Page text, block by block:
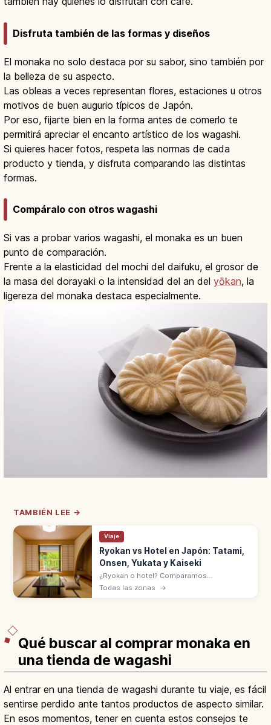
Disfruta también de las formas y diseños
El monaka no solo destaca por su sabor, sino también por
la belleza de su aspecto.
Las obleas a veces representan flores, estaciones u otros
motivos de buen augurio típicos de Japón.
Por eso, fijarte bien en la forma antes de comerlo te
permitirá apreciar el encanto artístico de los wagashi.
Si quieres hacer fotos, respeta las normas de cada
producto y tienda, y disfruta comparando las distintas
formas.
Compáralo con otros wagashi
Si vas a probar varios wagashi, el monaka es un buen
punto de comparación.
Frente a la elasticidad del mochi del daifuku, el grosor de
la masa del dorayaki o la intensidad del an del yōkan, la
ligereza del monaka destaca especialmente.
TAMBIÉN LEE →
Viaje
Ryokan vs Hotel en Japón: Tatami,
Onsen, Yukata y Kaiseki
¿Ryokan o hotel? Comparamos
habitaciones, comidas, onsen y normas del
Todas las zonas →
Qué buscar al comprar monaka en
una tienda de wagashi
Al entrar en una tienda de wagashi durante tu viaje, es fácil
sentirse perdido ante tantos productos de aspecto similar.
En esos momentos, tener en cuenta estos consejos te